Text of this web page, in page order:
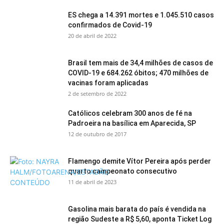
ES chega a 14.391 mortes e 1.045.510 casos
confirmados de Covid-19
20 de abril de 2022
Brasil tem mais de 34,4 milhões de casos de
COVID-19 e 684.262 óbitos; 470 milhões de
vacinas foram aplicadas
2 de setembro de 2022
Católicos celebram 300 anos de fé na
Padroeira na basílica em Aparecida, SP
12 de outubro de 2017
Flamengo demite Vítor Pereira após perder
quarto campeonato consecutivo
11 de abril de 2023
Gasolina mais barata do país é vendida na
região Sudeste a R$ 5,60, aponta Ticket Log